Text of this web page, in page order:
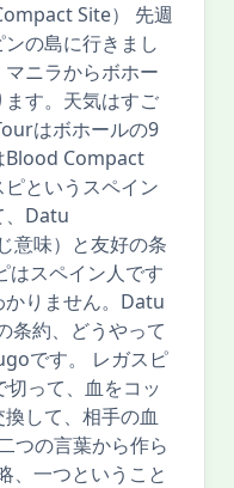
Site） 先週
の島に行きまし
ニラからボホー
す。天気はすご
はボホールの9
Blood Compact
というスペイン
、Datu
意味）と友好の条
はスペイン人です
りません。Datu
条約、どうやって
です。 レガスピ
って、血をコッ
して、相手の血
つの言葉から作ら
、一つということ